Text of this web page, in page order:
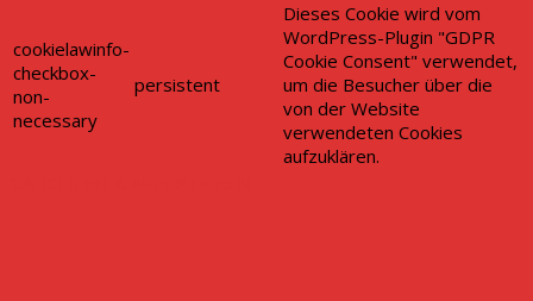
cookielawinfo-
checkbox-
non-
necessary
persistent
Dieses Cookie wird vom
WordPress-Plugin "GDPR
Cookie Consent" verwendet,
um die Besucher über die
von der Website
verwendeten Cookies
aufzuklären.